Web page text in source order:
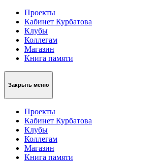
Проекты
Кабинет Курбатова
Клубы
Коллегам
Магазин
Книга памяти
Закрыть меню
Проекты
Кабинет Курбатова
Клубы
Коллегам
Магазин
Книга памяти